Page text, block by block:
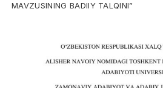
MAVZUSINING BADIIY TALQINI”